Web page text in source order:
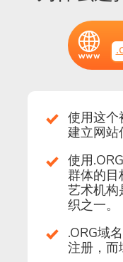
使用这个
建立网站
使用
群体的目
艺术机构
织之一。
.ORG域
注册，而